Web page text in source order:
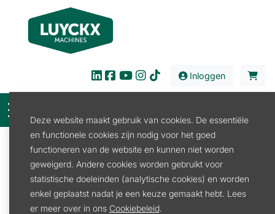
Inloggen
Filter
Verkoop Gazon aanleg
Gazon aanleg
Deze website maakt gebruik van cookies. De essentiële
en functionele cookies zijn nodig voor het goed
functioneren van de website en kunnen niet worden
geweigerd. Andere cookies worden gebruikt voor
statistische doeleinden (analytische cookies) en worden
enkel geplaatst nadat je een keuze gemaakt hebt. Lees
er meer over in ons Cookiebeleid.